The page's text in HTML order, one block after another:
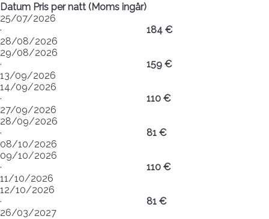
Datum Pris per natt (Moms ingår)
25/07/2026
·
28/08/2026
184 €
29/08/2026
·
13/09/2026
159 €
14/09/2026
·
27/09/2026
110 €
28/09/2026
·
08/10/2026
81 €
09/10/2026
·
11/10/2026
110 €
12/10/2026
·
26/03/2027
81 €